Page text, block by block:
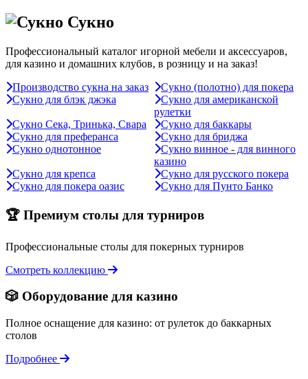
Сукно
Профессиональный каталог игорной мебели и аксессуаров,
для казино и домашних клубов, в розницу и на заказ!
Производство сукна на заказ
Сукно (полотно) для покера
Сукно для блэк джэка
Сукно для американской
рулетки
Сукно Сека, Тринька, Свара
Сукно для баккары
Сукно для преферанса
Сукно для бриджа
Сукно однотонное
Сукно винное - для винного
казино
Сукно для крепса
Сукно для русского покера
Сукно для покера оазис
Сукно для Пунто Банко
🏆 Премиум столы для турниров
Профессиональные столы для покерных турниров
Смотреть коллекцию
🎲 Оборудование для казино
Полное оснащение для казино: от рулеток до баккарных
столов
Подробнее